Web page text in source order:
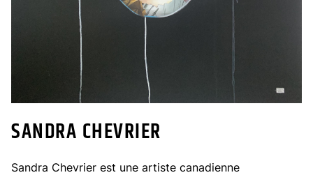
SANDRA CHEVRIER
Sandra Chevrier est une artiste canadienne